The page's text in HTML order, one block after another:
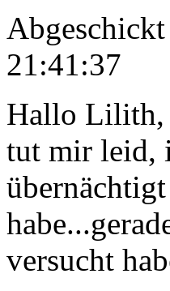
21:41:37
Hallo Lilith,
tut mir leid,
versucht